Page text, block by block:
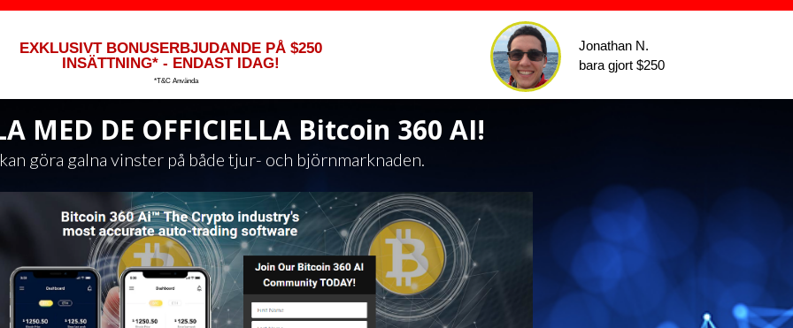
EXKLUSIVT BONUSERBJUDANDE PÅ $250
INSÄTTNING* - ENDAST IDAG!
*T&C Använda
Jonathan N.
bara gjort $250
MED DE OFFICIELLA Bitcoin 360 AI!
göra galna vinster på både tjur- och björnmarknaden.